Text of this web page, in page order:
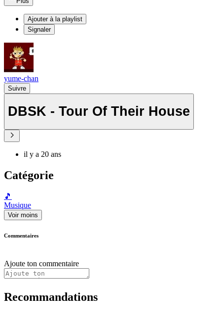
Ajouter à la playlist
Signaler
yume-chan
Suivre
DBSK - Tour Of Their House
il y a 20 ans
Catégorie
🎵
Musique
Voir moins
Commentaires
Ajoute ton commentaire
Recommandations